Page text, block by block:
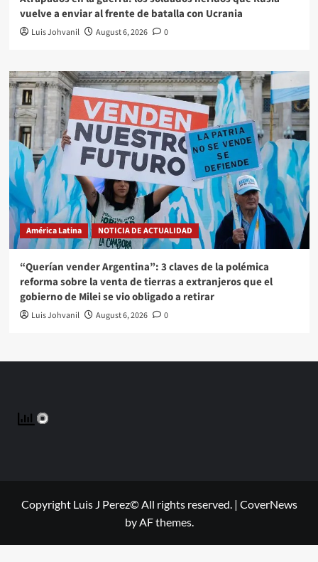
vuelve a enviar al frente de batalla con Ucrania
Luis Johvanil August 6, 2026 0
América Latina NOTICIA DE ACTUALIDAD
“Querían vender Argentina”: 3 claves de la polémica
reforma sobre la venta de tierras a extranjeros que el
gobierno de Milei se vio obligado a retirar
Luis Johvanil August 6, 2026 0
Copyright Luis J Perez© All rights reserved. | CoverNews
by AF themes.